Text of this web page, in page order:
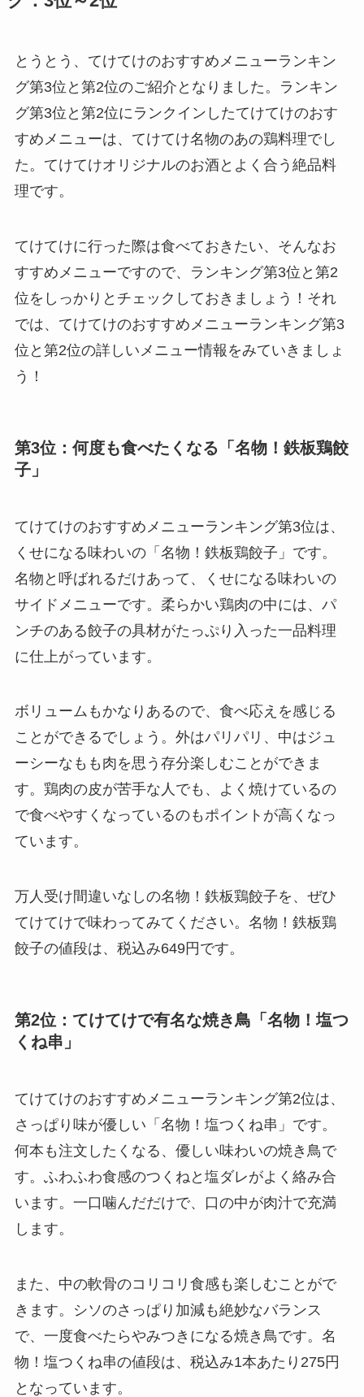
とうとう、てけてけのおすすめメニューランキン
グ第3位と第2位のご紹介となりました。ランキン
グ第3位と第2位にランクインしたてけてけのおす
すめメニューは、てけてけ名物のあの鶏料理でし
た。てけてけオリジナルのお酒とよく合う絶品料
理です。
てけてけに行った際は食べておきたい、そんなお
すすめメニューですので、ランキング第3位と第2
位をしっかりとチェックしておきましょう！それ
では、てけてけのおすすめメニューランキング第3
位と第2位の詳しいメニュー情報をみていきましょ
う！
第3位：何度も食べたくなる「名物！鉄板鶏餃
子」
てけてけのおすすめメニューランキング第3位は、
くせになる味わいの「名物！鉄板鶏餃子」です。
名物と呼ばれるだけあって、くせになる味わいの
サイドメニューです。柔らかい鶏肉の中には、パ
ンチのある餃子の具材がたっぷり入った一品料理
に仕上がっています。
ボリュームもかなりあるので、食べ応えを感じる
ことができるでしょう。外はパリパリ、中はジュ
ーシーなもも肉を思う存分楽しむことができま
す。鶏肉の皮が苦手な人でも、よく焼けているの
で食べやすくなっているのもポイントが高くなっ
ています。
万人受け間違いなしの名物！鉄板鶏餃子を、ぜひ
てけてけで味わってみてください。名物！鉄板鶏
餃子の値段は、税込み649円です。
第2位：てけてけで有名な焼き鳥「名物！塩つ
くね串」
てけてけのおすすめメニューランキング第2位は、
さっぱり味が優しい「名物！塩つくね串」です。
何本も注文したくなる、優しい味わいの焼き鳥で
す。ふわふわ食感のつくねと塩ダレがよく絡み合
います。一口噛んだだけで、口の中が肉汁で充満
します。
また、中の軟骨のコリコリ食感も楽しむことがで
きます。シソのさっぱり加減も絶妙なバランス
で、一度食べたらやみつきになる焼き鳥です。名
物！塩つくね串の値段は、税込み1本あたり275円
となっています。